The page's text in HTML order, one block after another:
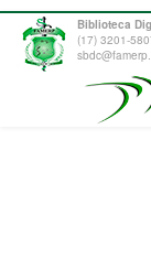
Biblioteca
(17) 3201-